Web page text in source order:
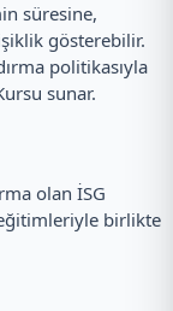
süresine,
gösterebilir.
politikasıyla
sunar.
olan İSG
eğitimleriyle birlikte